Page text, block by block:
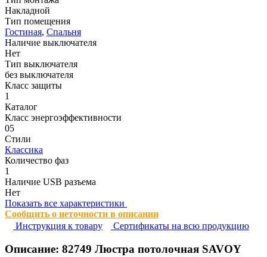
Накладной
Тип помещения
Гостиная, Спальня
Наличие выключателя
Нет
Тип выключателя
без выключателя
Класс защиты
1
Каталог
Класс энергоэффективности
05
Стили
Классика
Количество фаз
1
Наличие USB разъема
Нет
Показать все характеристики
Сообщить о неточности в описании
Инструкция к товару
Сертификаты на всю продукцию
Описание: 82749 Люстра потолочная SAVOY